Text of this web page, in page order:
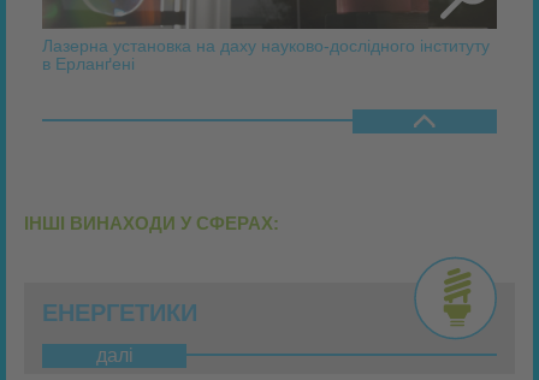
Лазерна установка на даху науково-дослідного інституту
в Ерланґені
ІНШІ ВИНАХОДИ У СФЕРАХ:
ЕНЕРГЕТИКИ
далі